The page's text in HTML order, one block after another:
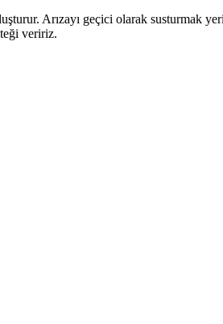
Arızayı geçici olarak susturmak
veririz.